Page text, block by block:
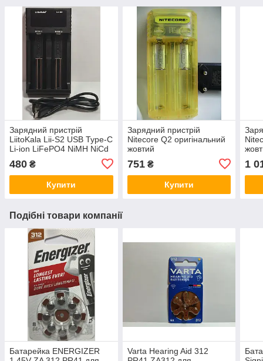
Зарядний пристрій
LiitoKala Lii-S2 USB Type-C
Li-ion LiFePO4 NiMH NiCd
480 ₴
Купити
Зарядний пристрій
Nitecore Q2 оригінальний
жовтий
751₴
Купити
1
Подібні товари компанії
Батарейка ENERGIZER
Varta Hearing Aid 312